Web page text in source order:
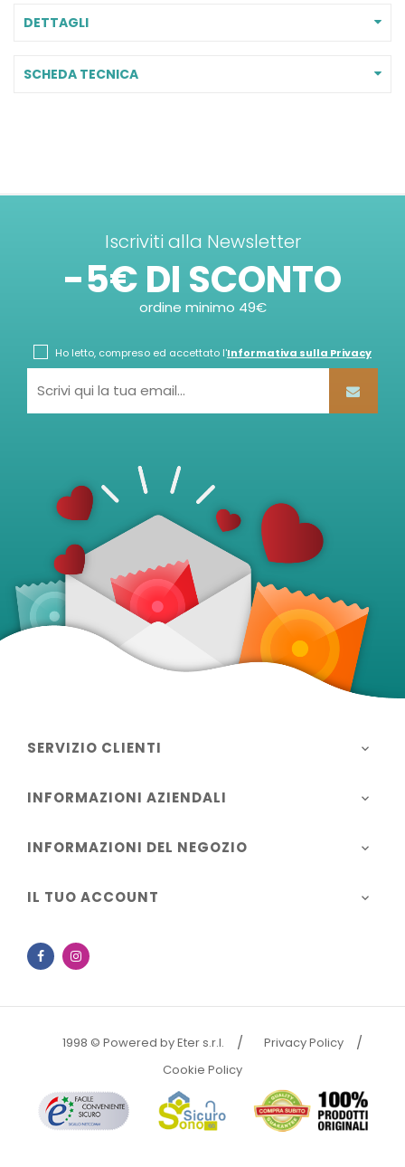
DETTAGLI
SCHEDA TECNICA
Iscriviti alla Newsletter
-5€ DI SCONTO
ordine minimo 49€
Ho letto, compreso ed accettato l'Informativa sulla Privacy
SERVIZIO CLIENTI 
INFORMAZIONI AZIENDALI 
INFORMAZIONI DEL NEGOZIO 
IL TUO ACCOUNT 
Facebook
1998 © Powered by Eter s.r.l.
Privacy Policy
Cookie Policy